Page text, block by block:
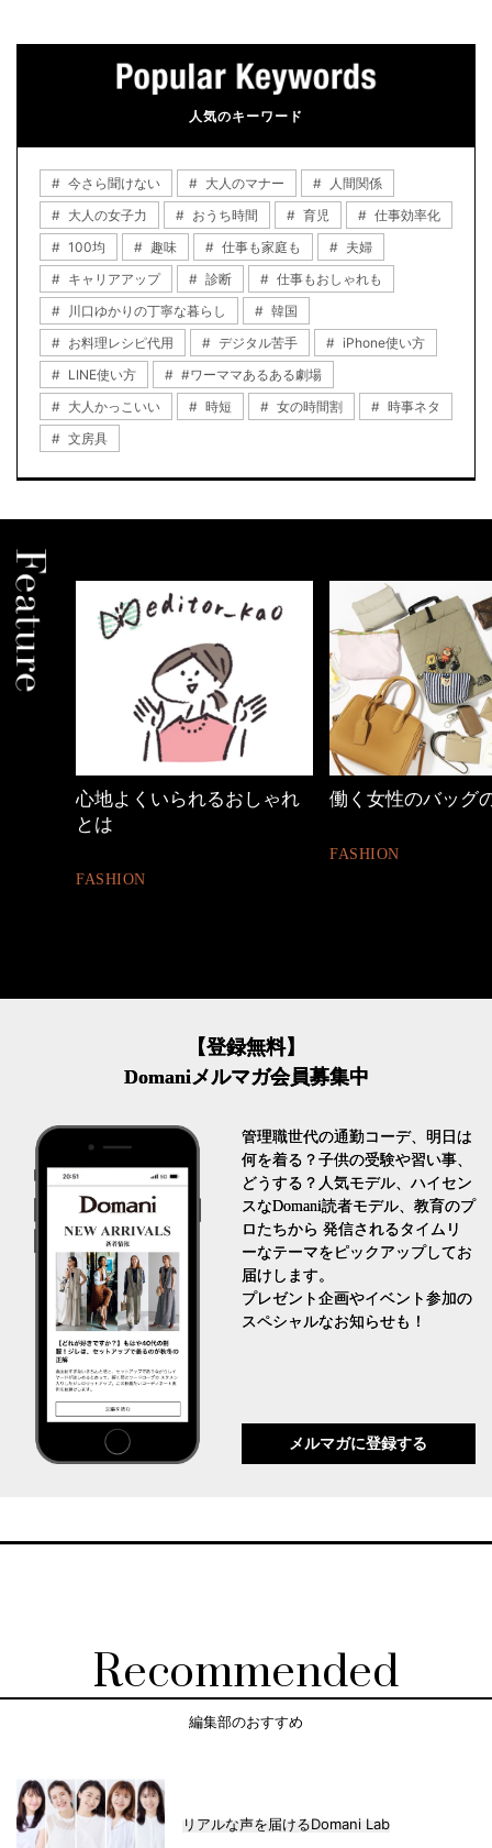
人気のキーワード
今さら聞けない 大人のマナー
人間関係
大人の女子力
おうち時間 育児
仕事効率化
100均
趣味 仕事も家庭も
夫婦
キャリアアップ
診断
仕事もおしゃれも
川口ゆかりの丁寧な暮らし
韓国
お料理レシピ代用
デジタル苦手
iPhone使い方
LINE使い方
#ワーママあるある劇場
大人かっこいい
時短 女の時間割
時事ネタ
文房具
働く女性のバッグの中身
【ワーママのきれ
【登録無料】
Domaniメルマガ会員募集中
管理職世代の通勤コーデ、明日は
何を着る？子供の受験や習い事、
どうする？人気モデル、ハイセン
スなDomani読者モデル、教育のプ
ロたちから 発信されるタイムリ
ーなテーマをピックアップしてお
届けします。
プレゼント企画やイベント参加の
スペシャルなお知らせも！
メルマガに登録する
Recommended
編集部のおすすめ
リアルな声を届けるDomani Lab